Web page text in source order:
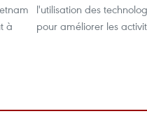
à
l'utilisation des
pour améliorer les